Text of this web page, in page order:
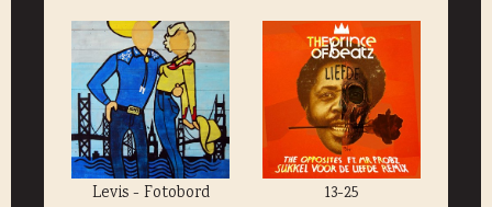
Levis - Fotobord 13-25